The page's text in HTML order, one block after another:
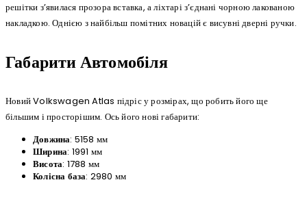
решітки з’явилася прозора вставка, а ліхтарі з’єднані чорною лакованою
накладкою. Однією з найбільш помітних новацій є висувні дверні ручки.
Габарити Автомобіля
Новий Volkswagen Atlas підріс у розмірах, що робить його ще
більшим і просторішим. Ось його нові габарити:
Довжина: 5158 мм
Ширина: 1991 мм
Висота: 1788 мм
Колісна база: 2980 мм